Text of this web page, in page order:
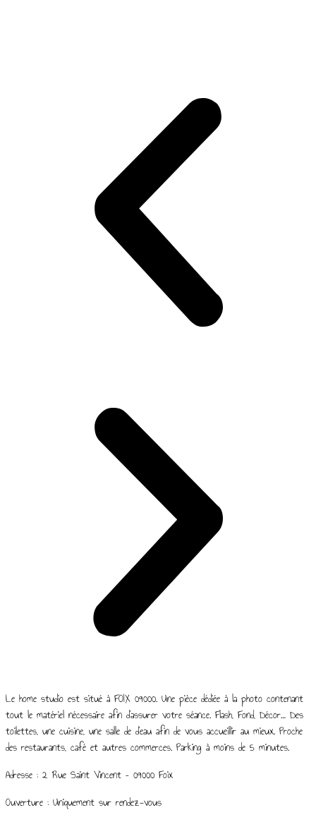
Le home studio est situé à FOIX 09000. Une pièce dédiée à la photo contenant
tout le matériel nécessaire afin d’assurer votre séance. Flash, Fond, Décor… Des
toilettes, une cuisine, une salle de d’eau afin de vous accueillir au mieux. Proche
des restaurants, café et autres commerces. Parking à moins de 5 minutes.
Adresse : 2 Rue Saint Vincent – 09000 Foix
Ouverture : Uniquement sur rendez-vous